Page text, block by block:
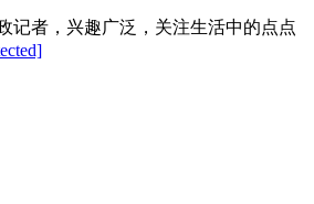
记者，兴趣广泛，关注生活中的点点